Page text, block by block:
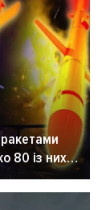
80 із них –